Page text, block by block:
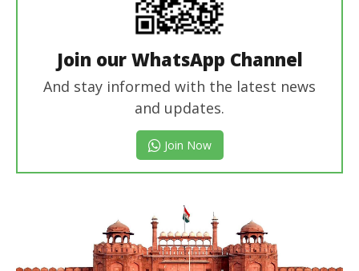
Join our WhatsApp Channel
And stay informed with the latest news
and updates.
Join Now